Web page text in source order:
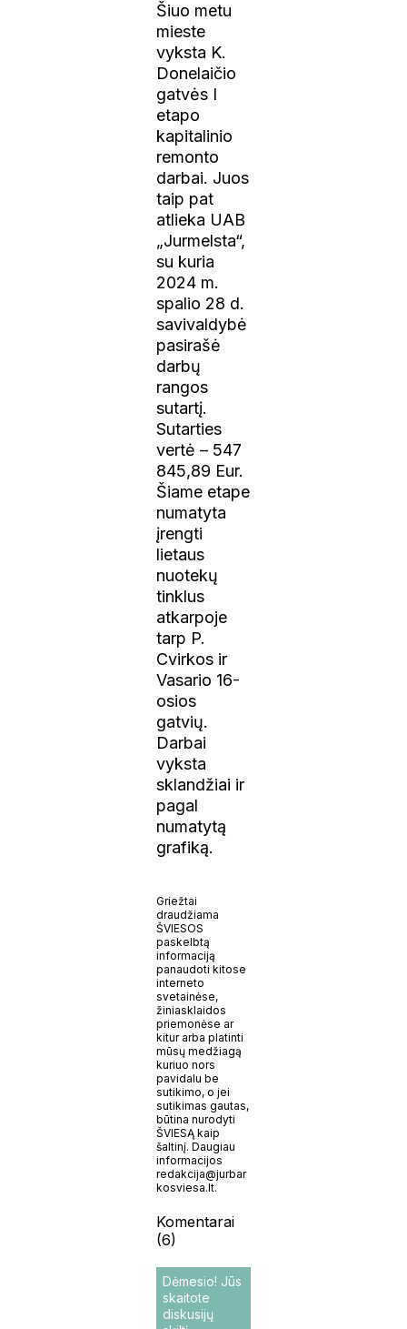
Šiuo metu
mieste
vyksta K.
Donelaičio
gatvės I
etapo
kapitalinio
remonto
darbai. Juos
taip pat
atlieka UAB
„Jurmelsta“,
su kuria
2024 m.
spalio 28 d.
savivaldybė
pasirašė
darbų
rangos
sutartį.
Sutarties
vertė – 547
845,89 Eur.
Šiame etape
numatyta
įrengti
lietaus
nuotekų
tinklus
atkarpoje
tarp P.
Cvirkos ir
Vasario 16-
osios
gatvių.
Darbai
vyksta
sklandžiai ir
pagal
numatytą
grafiką.
Griežtai
draudžiama
ŠVIESOS
paskelbtą
informaciją
panaudoti kitose
interneto
svetainėse,
žiniasklaidos
priemonėse ar
kitur arba platinti
mūsų medžiagą
kuriuo nors
pavidalu be
sutikimo, o jei
sutikimas gautas,
būtina nurodyti
ŠVIESĄ kaip
šaltinį. Daugiau
informacijos
redakcija@jurbar
kosviesa.lt.
Komentarai
(6)
Dėmesio! Jūs
skaitote
diskusijų